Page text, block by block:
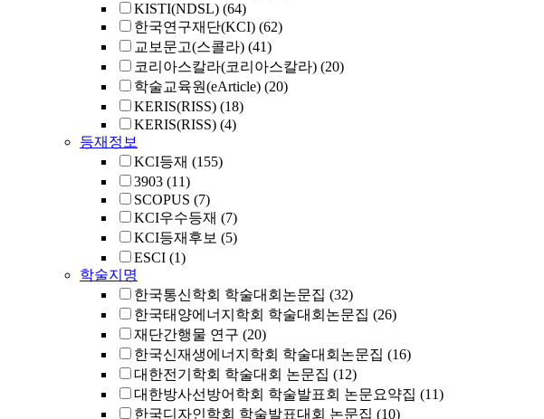
KISTI(NDSL) (64)
한국연구재단(KCI) (62)
교보문고(스콜라) (41)
코리아스칼라(코리아스칼라) (20)
학술교육원(eArticle) (20)
KERIS(RISS) (18)
KERIS(RISS) (4)
등재정보
KCI등재 (155)
3903 (11)
SCOPUS (7)
KCI우수등재 (7)
KCI등재후보 (5)
ESCI (1)
학술지명
한국통신학회 학술대회논문집 (32)
한국태양에너지학회 학술대회논문집 (26)
재단간행물 연구 (20)
한국신재생에너지학회 학술대회논문집 (16)
대한전기학회 학술대회 논문집 (12)
대한방사선방어학회 학술발표회 논문요약집 (11)
한국디자인학회 학술발표대회 논문집 (10)